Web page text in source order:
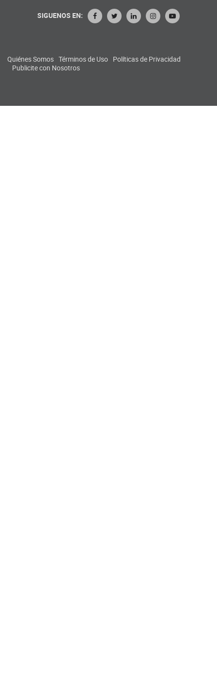
SIGUENOS EN:
Quiénes Somos Términos de Uso Políticas de Privacidad
Publicite con Nosotros